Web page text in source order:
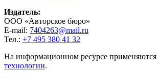
Издатель:
ООО «Авторское бюро»
E-mail: 7404263@mail.ru
Тел.: +7 495 380 41 32
На информационном ресурсе применяются
технологии.